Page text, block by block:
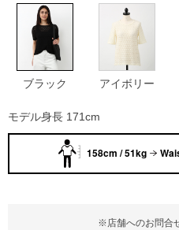
※店舗へのお問合
ブラック アイボリー
モデル身長 171cm
158cm / 51kg